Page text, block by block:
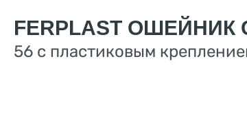
FERPLAST ОШЕЙНИК
56 с пластиковым